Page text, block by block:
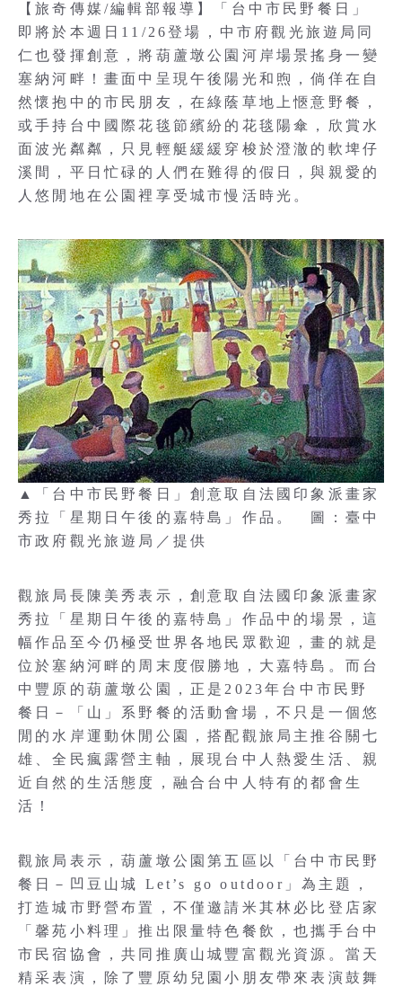
【旅奇傳媒/編輯部報導】「台中市民野餐日」
即將於本週日11/26登場，中市府觀光旅遊局同
仁也發揮創意，將葫蘆墩公園河岸場景搖身一變
塞納河畔！畫面中呈現午後陽光和煦，倘佯在自
然懷抱中的市民朋友，在綠蔭草地上愜意野餐，
或手持台中國際花毯節繽紛的花毯陽傘，欣賞水
面波光粼粼，只見輕艇緩緩穿梭於澄澈的軟埤仔
溪間，平日忙碌的人們在難得的假日，與親愛的
人悠閒地在公園裡享受城市慢活時光。
▲「台中市民野餐日」創意取自法國印象派畫家
秀拉「星期日午後的嘉特島」作品。 圖：臺中
市政府觀光旅遊局／提供
觀旅局長陳美秀表示，創意取自法國印象派畫家
秀拉「星期日午後的嘉特島」作品中的場景，這
幅作品至今仍極受世界各地民眾歡迎，畫的就是
位於塞納河畔的周末度假勝地，大嘉特島。而台
中豐原的葫蘆墩公園，正是2023年台中市民野
餐日－「山」系野餐的活動會場，不只是一個悠
閒的水岸運動休閒公園，搭配觀旅局主推谷關七
雄、全民瘋露營主軸，展現台中人熱愛生活、親
近自然的生活態度，融合台中人特有的都會生
活！
觀旅局表示，葫蘆墩公園第五區以「台中市民野
餐日－凹豆山城 Let’s go outdoor」為主題，
打造城市野營布置，不僅邀請米其林必比登店家
「馨苑小料理」推出限量特色餐飲，也攜手台中
市民宿協會，共同推廣山城豐富觀光資源。當天
精采表演，除了豐原幼兒園小朋友帶來表演鼓舞